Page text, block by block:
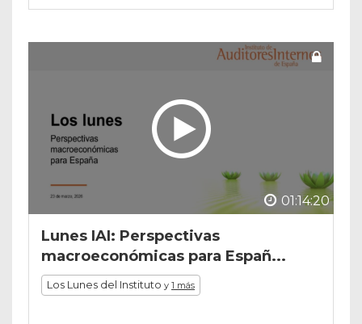
01:14:20
Lunes IAI: Perspectivas
macroeconómicas para Españ...
Los Lunes del Instituto y 1 más